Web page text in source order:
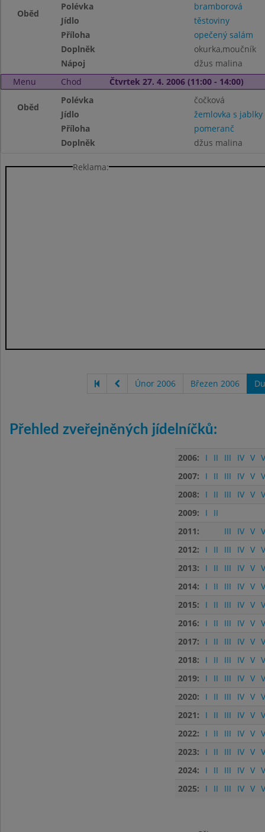
Oběd
Polévka
bramborová
Jídlo
těstoviny
Příloha
opečený salám
Doplněk
okurka,moučník
Nápoj
džus malina
Menu
Chod Čtvrtek 27. 4. 2006 (11:00 - 14:00)
Oběd
Polévka
čočková
Jídlo
žemlovka s jablky
Příloha
pomeranč
Doplněk
džus malina
Reklama:
Únor 2006 Březen 2006
Přehled zveřejněných jídelníčků:
2006: I II III IV V
2007:
I II III IV V
2008:
I II III IV V
2009:
I
II
2011:
III IV V
2012:
I II III IV V
2013:
I II III IV V
2014:
I II III IV V
2015:
I II III IV V
2016:
I II III IV V
2017:
I II III IV V
2018:
I II III IV V
2019:
I II III IV V
2020:
I II III IV V
2021:
I II III IV V
2022:
I II III IV V
2023:
I II III IV V
2024:
I II III IV V
2025:
I II III IV V